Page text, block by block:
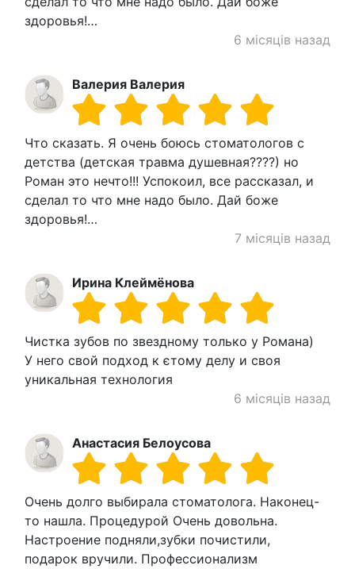
здоровья!…
6 місяців назад
Валерия Валерия
Что сказать. Я очень боюсь стоматологов с
детства (детская травма душевная????) но
Роман это нечто!!! Успокоил, все рассказал, и
сделал то что мне надо было. Дай боже
здоровья!…
7 місяців назад
Ирина Клеймёнова
Чистка зубов по звездному только у Романа)
У него свой подход к єтому делу и своя
уникальная технология
6 місяців назад
Анастасия Белоусова
Очень долго выбирала стоматолога. Наконец-
то нашла. Процедурой Очень довольна.
Настроение подняли,зубки почистили,
подарок вручили. Профессионализм